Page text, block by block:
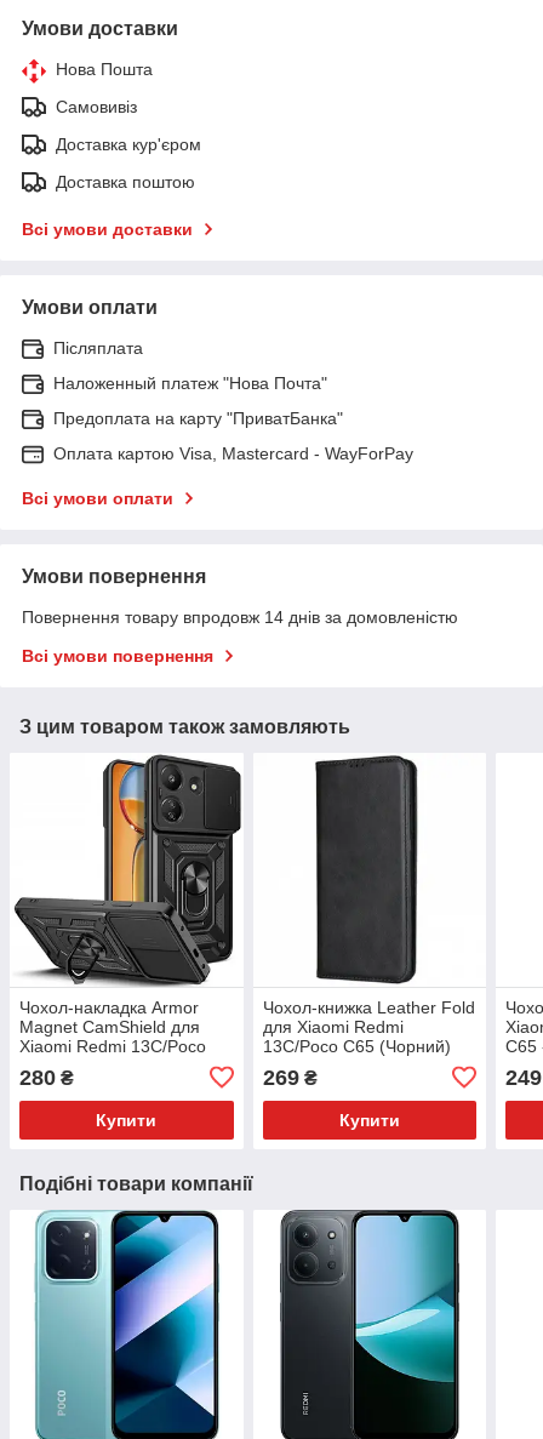
Умови доставки
Нова Пошта
Самовивіз
Доставка кур'єром
Доставка поштою
Всі умови доставки
Умови оплати
Післяплата
Наложенный платеж "Нова Почта"
Предоплата на карту "ПриватБанка"
Оплата картою Visa, Mastercard - WayForPay
Всі умови оплати
Умови повернення
Повернення товару впродовж 14 днів за домовленістю
Всі умови повернення
З цим товаром також замовляють
Чохол-накладка Armor
Magnet CamShield для
Xiaomi Redmi 13C/Poco
280 ₴
Купити
Чохол-книжка Leather Fold
для Xiaomi Redmi
13C/Poco C65 (Чорний)
269₴
Купити
C65
249
Подібні товари компанії